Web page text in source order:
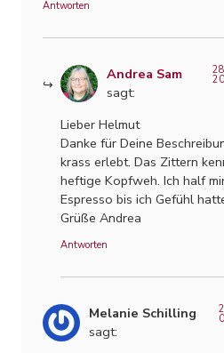
Antworten
Andrea Sam
sagt:
Lieber Helmut
Danke für Deine
krass erlebt. Das Zittern
heftige Kopfweh. Ich half
Espresso bis ich Gefühl
Grüße Andrea
Antworten
Melanie Schilling
sagt: